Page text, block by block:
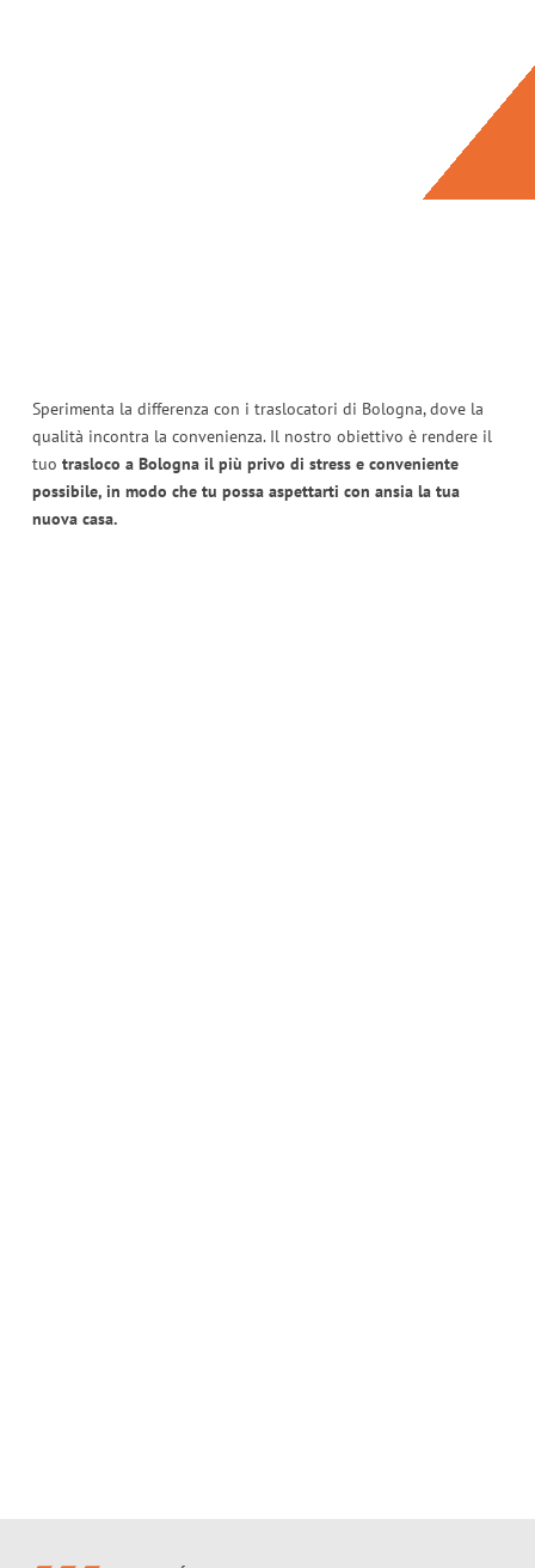
Sperimenta la differenza con i traslocatori di Bologna, dove la
qualità incontra la convenienza. Il nostro obiettivo è rendere il
tuo trasloco a Bologna il più privo di stress e conveniente
possibile, in modo che tu possa aspettarti con ansia la tua
nuova casa.